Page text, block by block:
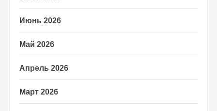
Июнь 2026
Май 2026
Апрель 2026
Март 2026